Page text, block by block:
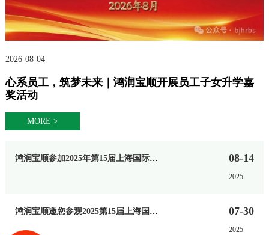
2026-08-04
心系员工，筑梦未来｜鸿润宝顺开展员工子女升学嘉
奖活动
MORE >
鸿润宝顺参加2025年第15届上海国际生物发酵展 08-14
2025
鸿润宝顺邀您参观2025第15届上海国际生物发酵展 07-30
2025